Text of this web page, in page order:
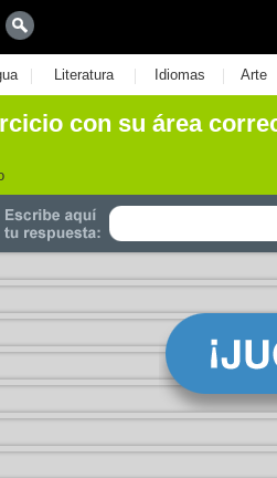
| Literatura | Idiomas | Arte
con su área